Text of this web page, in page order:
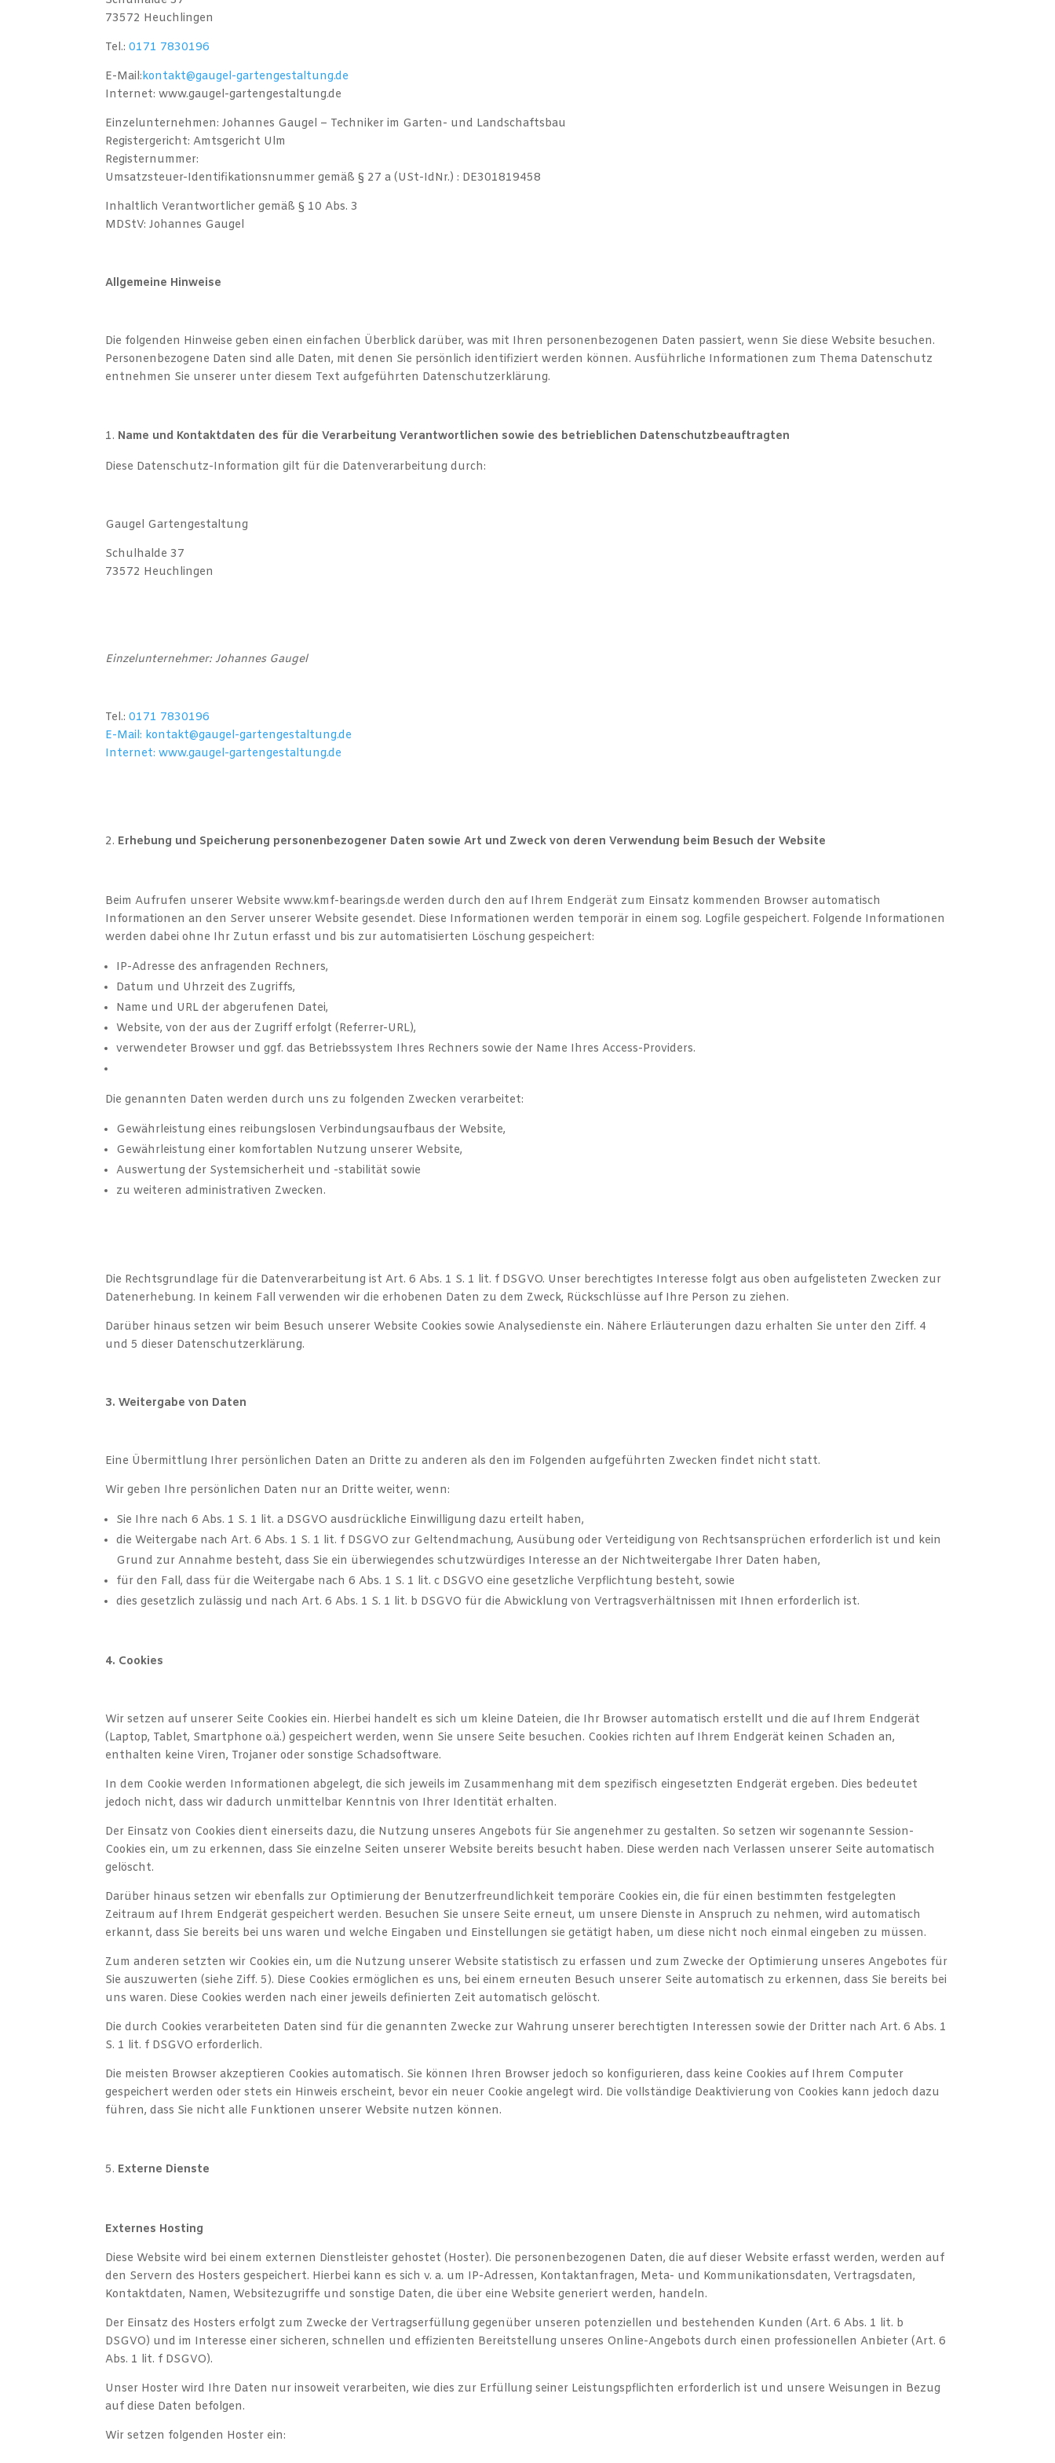
73572 Heuchlingen
Tel.:0171 7830196
E-Mail:kontakt@gaugel-gartengestaltung.de
Internet: www.gaugel-gartengestaltung.de
Einzelunternehmen: Johannes Gaugel – Techniker im Garten- und Landschaftsbau
Registergericht: Amtsgericht Ulm
Registernummer:
Umsatzsteuer-Identifikationsnummer gemäß § 27 a (USt-IdNr.) : DE301819458
Inhaltlich Verantwortlicher gemäß § 10 Abs. 3
MDStV: Johannes Gaugel
Allgemeine Hinweise
Die folgenden Hinweise geben einen einfachen Überblick darüber, was mit Ihren personenbezogenen Daten passiert, wenn Sie diese Website besuchen.
Personenbezogene Daten sind alle Daten, mit denen Sie persönlich identifiziert werden können. Ausführliche Informationen zum Thema Datenschutz
entnehmen Sie unserer unter diesem Text aufgeführten Datenschutzerklärung.
Name und Kontaktdaten des für die Verarbeitung Verantwortlichen sowie des betrieblichen Datenschutzbeauftragten
Diese Datenschutz-Information gilt für die Datenverarbeitung durch:
Gaugel Gartengestaltung
Schulhalde 37
73572 Heuchlingen
Einzelunternehmer: Johannes Gaugel
Tel.:0171 7830196
E-Mail: kontakt@gaugel-gartengestaltung.de
Internet: www.gaugel-gartengestaltung.de
Erhebung und Speicherung personenbezogener Daten sowie Art und Zweck von deren Verwendung beim Besuch der Website
Beim Aufrufen unserer Website www.kmf-bearings.de werden durch den auf Ihrem Endgerät zum Einsatz kommenden Browser automatisch
Informationen an den Server unserer Website gesendet. Diese Informationen werden temporär in einem sog. Logfile gespeichert. Folgende Informationen
werden dabei ohne Ihr Zutun erfasst und bis zur automatisierten Löschung gespeichert:
IP-Adresse des anfragenden Rechners,
Datum und Uhrzeit des Zugriffs,
Name und URL der abgerufenen Datei,
Website, von der aus der Zugriff erfolgt (Referrer-URL),
verwendeter Browser und ggf. das Betriebssystem Ihres Rechners sowie der Name Ihres Access-Providers.
Die genannten Daten werden durch uns zu folgenden Zwecken verarbeitet:
Gewährleistung eines reibungslosen Verbindungsaufbaus der Website,
Gewährleistung einer komfortablen Nutzung unserer Website,
Auswertung der Systemsicherheit und -stabilität sowie
zu weiteren administrativen Zwecken.
Die Rechtsgrundlage für die Datenverarbeitung ist Art. 6 Abs. 1 S. 1 lit. f DSGVO. Unser berechtigtes Interesse folgt aus oben aufgelisteten Zwecken zur
Datenerhebung. In keinem Fall verwenden wir die erhobenen Daten zu dem Zweck, Rückschlüsse auf Ihre Person zu ziehen.
Darüber hinaus setzen wir beim Besuch unserer Website Cookies sowie Analysedienste ein. Nähere Erläuterungen dazu erhalten Sie unter den Ziff. 4
und 5 dieser Datenschutzerklärung.
3. Weitergabe von Daten
Eine Übermittlung Ihrer persönlichen Daten an Dritte zu anderen als den im Folgenden aufgeführten Zwecken findet nicht statt.
Wir geben Ihre persönlichen Daten nur an Dritte weiter, wenn:
Sie Ihre nach 6 Abs. 1 S. 1 lit. a DSGVO ausdrückliche Einwilligung dazu erteilt haben,
die Weitergabe nach Art. 6 Abs. 1 S. 1 lit. f DSGVO zur Geltendmachung, Ausübung oder Verteidigung von Rechtsansprüchen erforderlich ist und kein
Grund zur Annahme besteht, dass Sie ein überwiegendes schutzwürdiges Interesse an der Nichtweitergabe Ihrer Daten haben,
für den Fall, dass für die Weitergabe nach 6 Abs. 1 S. 1 lit. c DSGVO eine gesetzliche Verpflichtung besteht, sowie
dies gesetzlich zulässig und nach Art. 6 Abs. 1 S. 1 lit. b DSGVO für die Abwicklung von Vertragsverhältnissen mit Ihnen erforderlich ist.
4. Cookies
Wir setzen auf unserer Seite Cookies ein. Hierbei handelt es sich um kleine Dateien, die Ihr Browser automatisch erstellt und die auf Ihrem Endgerät
(Laptop, Tablet, Smartphone o.ä.) gespeichert werden, wenn Sie unsere Seite besuchen. Cookies richten auf Ihrem Endgerät keinen Schaden an,
enthalten keine Viren, Trojaner oder sonstige Schadsoftware.
In dem Cookie werden Informationen abgelegt, die sich jeweils im Zusammenhang mit dem spezifisch eingesetzten Endgerät ergeben. Dies bedeutet
jedoch nicht, dass wir dadurch unmittelbar Kenntnis von Ihrer Identität erhalten.
Der Einsatz von Cookies dient einerseits dazu, die Nutzung unseres Angebots für Sie angenehmer zu gestalten. So setzen wir sogenannte Session-
Cookies ein, um zu erkennen, dass Sie einzelne Seiten unserer Website bereits besucht haben. Diese werden nach Verlassen unserer Seite automatisch
gelöscht.
Darüber hinaus setzen wir ebenfalls zur Optimierung der Benutzerfreundlichkeit temporäre Cookies ein, die für einen bestimmten festgelegten
Zeitraum auf Ihrem Endgerät gespeichert werden. Besuchen Sie unsere Seite erneut, um unsere Dienste in Anspruch zu nehmen, wird automatisch
erkannt, dass Sie bereits bei uns waren und welche Eingaben und Einstellungen sie getätigt haben, um diese nicht noch einmal eingeben zu müssen.
Zum anderen setzten wir Cookies ein, um die Nutzung unserer Website statistisch zu erfassen und zum Zwecke der Optimierung unseres Angebotes für
Sie auszuwerten (siehe Ziff. 5). Diese Cookies ermöglichen es uns, bei einem erneuten Besuch unserer Seite automatisch zu erkennen, dass Sie bereits bei
uns waren. Diese Cookies werden nach einer jeweils definierten Zeit automatisch gelöscht.
Die durch Cookies verarbeiteten Daten sind für die genannten Zwecke zur Wahrung unserer berechtigten Interessen sowie der Dritter nach Art. 6 Abs. 1
S. 1 lit. f DSGVO erforderlich.
Die meisten Browser akzeptieren Cookies automatisch. Sie können Ihren Browser jedoch so konfigurieren, dass keine Cookies auf Ihrem Computer
gespeichert werden oder stets ein Hinweis erscheint, bevor ein neuer Cookie angelegt wird. Die vollständige Deaktivierung von Cookies kann jedoch dazu
führen, dass Sie nicht alle Funktionen unserer Website nutzen können.
Externe Dienste
Externes Hosting
Diese Website wird bei einem externen Dienstleister gehostet (Hoster). Die personenbezogenen Daten, die auf dieser Website erfasst werden, werden auf
den Servern des Hosters gespeichert. Hierbei kann es sich v. a. um IP-Adressen, Kontaktanfragen, Meta- und Kommunikationsdaten, Vertragsdaten,
Kontaktdaten, Namen, Websitezugriffe und sonstige Daten, die über eine Website generiert werden, handeln.
Der Einsatz des Hosters erfolgt zum Zwecke der Vertragserfüllung gegenüber unseren potenziellen und bestehenden Kunden (Art. 6 Abs. 1 lit. b
DSGVO) und im Interesse einer sicheren, schnellen und effizienten Bereitstellung unseres Online-Angebots durch einen professionellen Anbieter (Art. 6
Abs. 1 lit. f DSGVO).
Unser Hoster wird Ihre Daten nur insoweit verarbeiten, wie dies zur Erfüllung seiner Leistungspflichten erforderlich ist und unsere Weisungen in Bezug
auf diese Daten befolgen.
Wir setzen folgenden Hoster ein: